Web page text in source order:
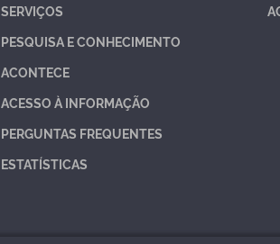
SERVIÇOS
PESQUISA E CONHECIMENTO
ACONTECE
ACESSO À INFORMAÇÃO
PERGUNTAS FREQUENTES
ESTATÍSTICAS